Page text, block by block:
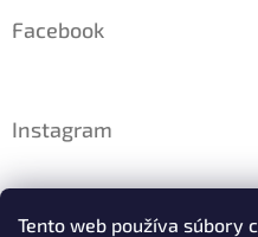
Tento web používa súbory
Facebook
Instagram